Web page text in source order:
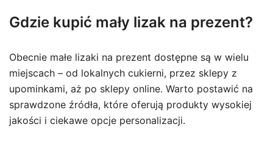
Gdzie kupić mały lizak na prezent?
Obecnie małe lizaki na prezent dostępne są w wielu
miejscach – od lokalnych cukierni, przez sklepy z
upominkami, aż po sklepy online. Warto postawić na
sprawdzone źródła, które oferują produkty wysokiej
jakości i ciekawe opcje personalizacji.